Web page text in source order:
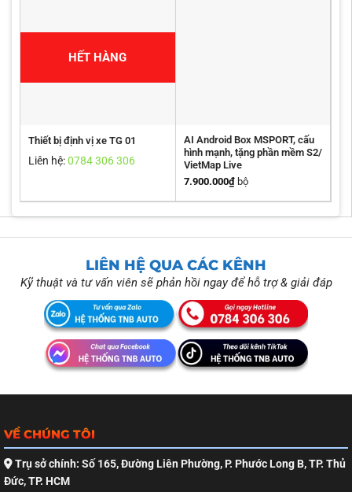
HẾT HÀNG
Thiết bị định vị xe TG 01
Liên hệ:0784 306 306
AI Android Box MSPORT, cấu
hình mạnh, tặng phần mềm S2/
VietMap Live
7.900.000₫bộ
LIÊN HỆ QUA CÁC KÊNH
Kỹ thuật và tư vấn viên sẽ phản hồi ngay để hỗ trợ & giải đáp
VỀ CHÚNG TÔI
Trụ sở chính: Số 165, Đường Liên Phường, P. Phước Long B, TP. Thủ
Đức, TP. HCM